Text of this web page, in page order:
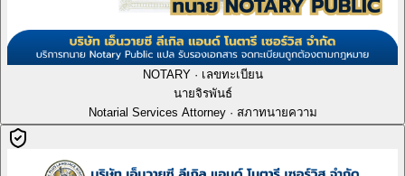
NOTARY · เลขทะเบียน
นายจิรพันธ์
Notarial Services Attorney · สภาทนายความ